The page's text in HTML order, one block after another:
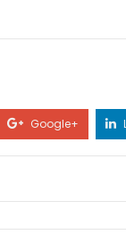
Google+